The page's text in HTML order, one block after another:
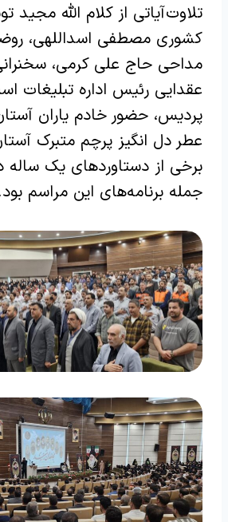
تلاوت آیاتی از کلام الله مجید
کشوری مصطفی اسداللهی،
مداحی حاج علی کرمی،
عقدایی رئیس اداره تبلیغات
پردیس، حضور خادم یاران
عطر دل انگیز پرچم متبرک
برخی از دستاوردهای یک ساله
جمله برنامه‌های این مراسم بود.